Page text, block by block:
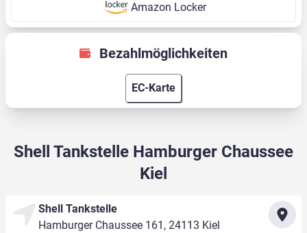
Amazon Locker
Bezahlmöglichkeiten
EC-Karte
Shell Tankstelle Hamburger Chaussee
Kiel
Shell Tankstelle
Hamburger Chaussee 161, 24113 Kiel